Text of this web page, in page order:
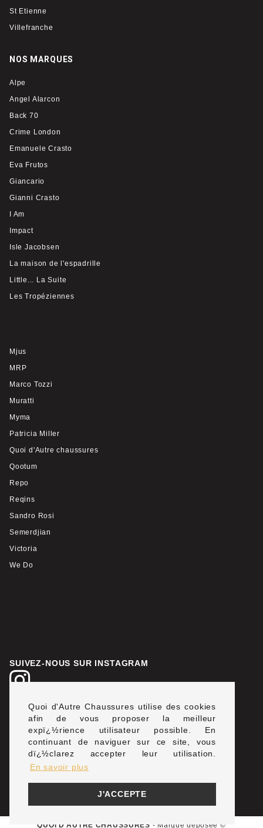
Quoi d'Autre Chaussures utilise des cookies
afin de vous proposer la meilleur
expï¿½rience utilisateur possible. En
continuant de naviguer sur ce site, vous
dï¿½clarez accepter leur utilisation.
En savoir plus
J'ACCEPTE
St Etienne
Villefranche
NOS MARQUES
Alpe
Angel Alarcon
Back 70
Crime London
Emanuele Crasto
Eva Frutos
Giancario
Gianni Crasto
I Am
Impact
Isle Jacobsen
La maison de l'espadrille
Little... La Suite
Les Tropéziennes
Mjus
MRP
Marco Tozzi
Muratti
Myma
Patricia Miller
Quoi d'Autre chaussures
Qootum
Repo
Reqins
Sandro Rosi
Semerdjian
Victoria
We Do
SUIVEZ-NOUS SUR INSTAGRAM
LIVRAISON & PAIEMENT SÉCURISÉ
QUOI D'AUTRE CHAUSSURES - Marque déposée ©